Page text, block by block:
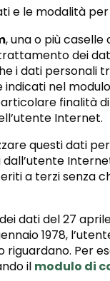
e le modalità
, una o più
dei
i dati personali
nel
finalità
Internet.
questi dati
a terzi senza
dati del 27
1978,
Per
il modulo di